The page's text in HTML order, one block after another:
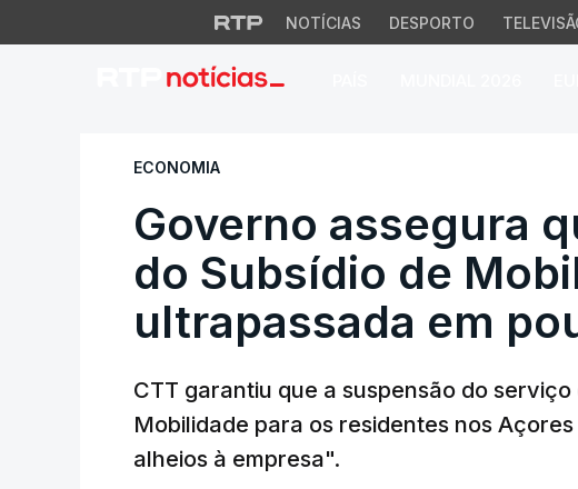
NOTÍCIAS DESPORTO
Governo assegura
ECONOMIA
Governo assegura
do Subsídio de
ultrapassada em
CTT garantiu que a suspensão do
Mobilidade para os residentes nos
alheios à empresa".